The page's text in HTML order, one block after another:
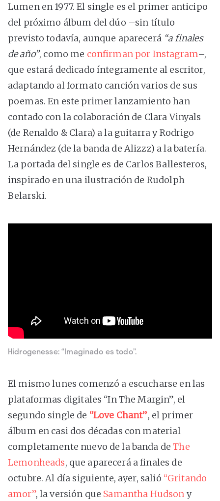
Lumen en 1977. El single es el primer anticipo
del próximo álbum del dúo –sin título
previsto todavía, aunque aparecerá “a finales
de año”, como me confirman por Instagram–,
que estará dedicado íntegramente al escritor,
adaptando al formato canción varios de sus
poemas. En este primer lanzamiento han
contado con la colaboración de Clara Vinyals
(de Renaldo & Clara) a la guitarra y Rodrigo
Hernández (de la banda de Alizzz) a la batería.
La portada del single es de Carlos Ballesteros,
inspirado en una ilustración de Rudolph
Belarski.
Hidrogenesse: “Imaginado es todo”.
El mismo lunes comenzó a escucharse en las
plataformas digitales “In The Margin”, el
segundo single de “Love Chant”, el primer
álbum en casi dos décadas con material
completamente nuevo de la banda deThe
Lemonheads, que aparecerá a finales de
octubre. Al día siguiente, ayer, salió “Gritando
amor”, la versión que Samantha Hudson y